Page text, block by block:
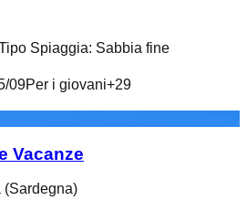
Spiaggia: Sabbia fine
09Per i giovani+29
Vacanze
(Sardegna)